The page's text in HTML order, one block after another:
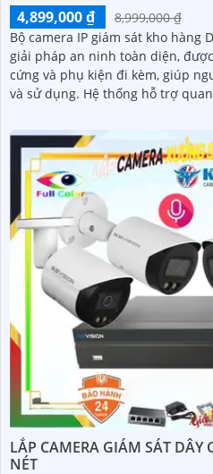
4,899,000 ₫
8,999,000 ₫
Bộ camera IP giám sát kho hàng
giải pháp an ninh toàn diện,
cứng và phụ kiện đi kèm, giúp
và sử dụng. Hệ thống hỗ trợ quan sát ban đêm rõ nét nhờ
khả năng phát hiện chuyển động
an toàn tuyệt đối cho khu vực
LẮP CAMERA GIÁM SÁT DÂY
NÉT